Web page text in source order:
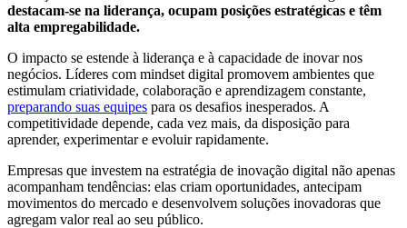
destacam-se na liderança, ocupam posições estratégicas e têm
alta empregabilidade.
O impacto se estende à liderança e à capacidade de inovar nos
negócios. Líderes com mindset digital promovem ambientes que
estimulam criatividade, colaboração e aprendizagem constante,
preparando suas equipes para os desafios inesperados. A
competitividade depende, cada vez mais, da disposição para
aprender, experimentar e evoluir rapidamente.
Empresas que investem na estratégia de inovação digital não apenas
acompanham tendências: elas criam oportunidades, antecipam
movimentos do mercado e desenvolvem soluções inovadoras que
agregam valor real ao seu público.